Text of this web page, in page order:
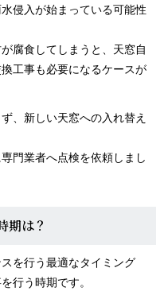
侵入が始まっている可能性
腐食してしまうと、天窓自
工事も必要になるケースが
、新しい天窓への入れ替え
門業者へ点検を依頼しまし
期は？
を行う最適なタイミング
行う時期です。